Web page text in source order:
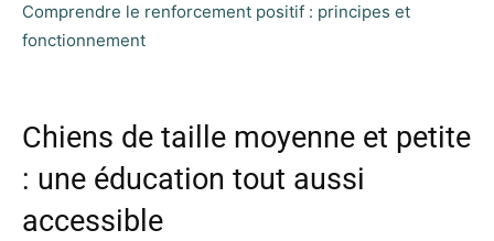
Comprendre le renforcement positif : principes et
fonctionnement
Chiens de taille moyenne et petite
: une éducation tout aussi
accessible